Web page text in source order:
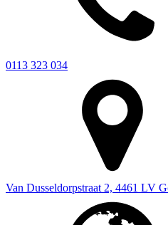
0113 323 034
Van Dusseldorpstraat 2, 4461 LV